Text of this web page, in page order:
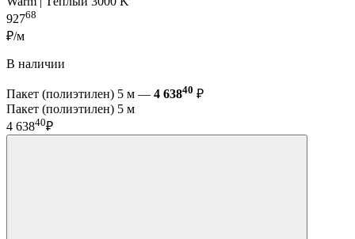
92768
₽/м
В наличии
Пакет (полиэтилен) 5 м — 4 63840 ₽
Пакет (полиэтилен) 5 м
4 63840₽